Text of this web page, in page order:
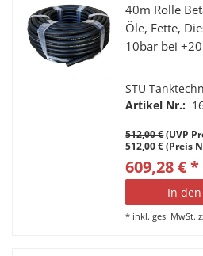
40m Rolle
Öle, Fette,
10bar bei
STU
Artikel Nr.:
512,00 €(UVP
512,00 € (Preis
609,28 € *
In
* inkl. ges. MwSt.